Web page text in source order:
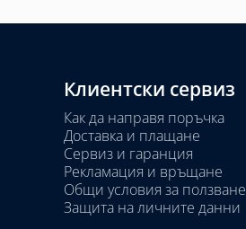
Клиентски сервиз
Как да направя поръчка
Доставка и плащане
Сервиз и гаранция
Рекламация и връщане
Общи условия за ползване
Защита на личните данни